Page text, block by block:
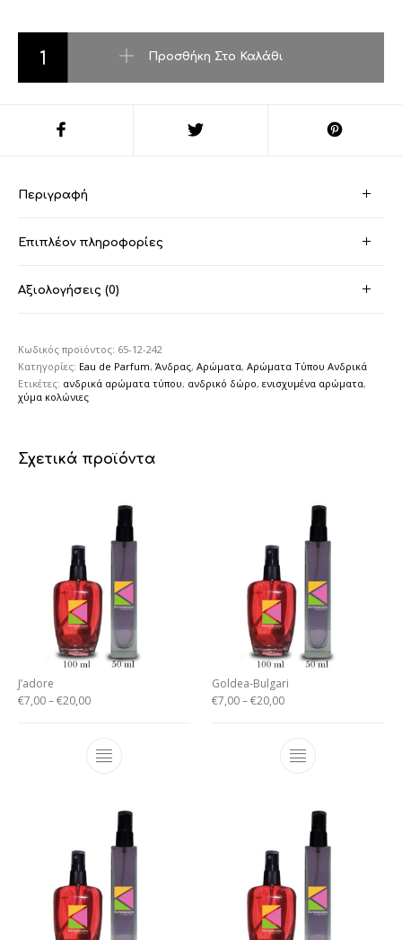
Προσθήκη Στο Καλάθι
Περιγραφή
Επιπλέον πληροφορίες
Αξιολογήσεις (0)
Κωδικός προϊόντος: 65-12-242
Κατηγορίες: Eau de Parfum,Άνδρας,Αρώματα,Αρώματα Τύπου Ανδρικά
Ετικέτες: ανδρικά αρώματα τύπου, ανδρικό δώρο,ενισχυμένα αρώματα,
χύμα κολώνιες
Σχετικά προϊόντα
J’adore
€7,00–€20,00
Goldea-Bulgari
€7,00–€20,00